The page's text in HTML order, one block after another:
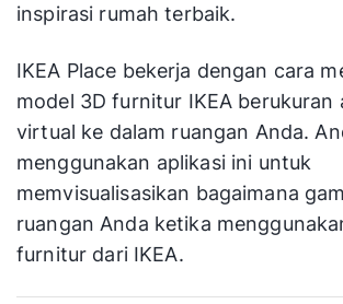
inspirasi rumah terbaik.
IKEA Place bekerja dengan cara
model 3D furnitur IKEA berukuran
virtual ke dalam ruangan Anda.
menggunakan aplikasi ini untuk
memvisualisasikan bagaimana
ruangan Anda ketika
furnitur dari IKEA.